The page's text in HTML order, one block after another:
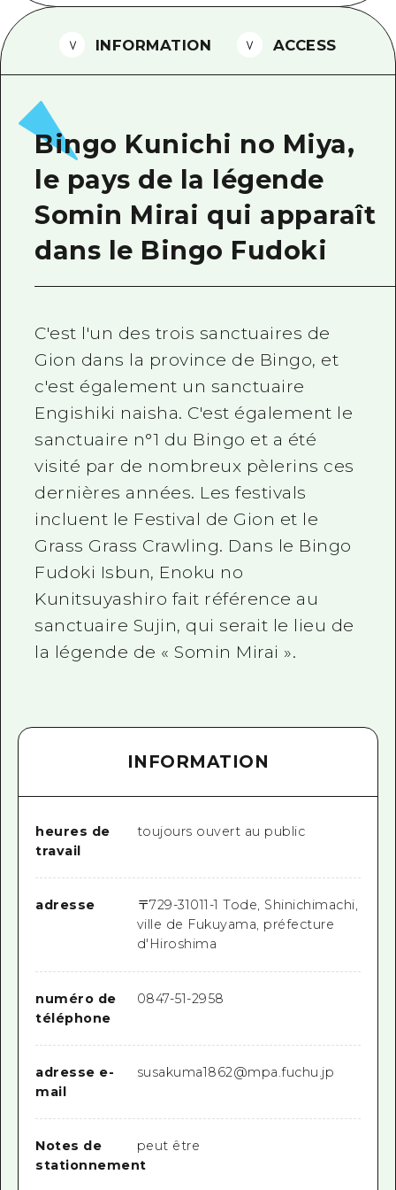
Téléchargement de Photos
Informations sur le transport en
Brochure touristique
INFORMATION ACCESS
Bingo Kunichi no Miya,
le pays de la légende
Somin Mirai qui apparaît
dans le Bingo Fudoki
C'est l'un des trois sanctuaires de
Gion dans la province de Bingo, et
c'est également un sanctuaire
Engishiki naisha. C'est également le
sanctuaire n°1 du Bingo et a été
visité par de nombreux pèlerins ces
dernières années. Les festivals
incluent le Festival de Gion et le
Grass Grass Crawling. Dans le Bingo
Fudoki Isbun, Enoku no
Kunitsuyashiro fait référence au
sanctuaire Sujin, qui serait le lieu de
la légende de « Somin Mirai ».
INFORMATION
heures de
travail
toujours ouvert au public
adresse 〒729-31011-1 Tode, Shinichimachi,
ville de Fukuyama, préfecture
d'Hiroshima
numéro de
téléphone
0847-51-2958
adresse e-
mail
susakuma1862@mpa.fuchu.jp
Notes de
stationnement
peut être